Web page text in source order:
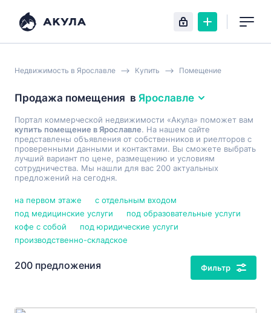
Недвижимость в Ярославле Купить Помещение
Продажа помещения в Ярославле
Портал коммерческой недвижимости «Акула» поможет вам
купить помещение в Ярославле. На нашем сайте
представлены объявления от собственников и риелторов с
проверенными данными и контактами. Вы сможете выбрать
лучший вариант по цене, размещению и условиям
сотрудничества. Мы нашли для вас 200 актуальных
предложений на сегодня.
на первом этаже
с отдельным входом
под медицинские услуги
под образовательные услуги
кофе с собой
под юридические услуги
производственно-складское
200 предложения Фильтр